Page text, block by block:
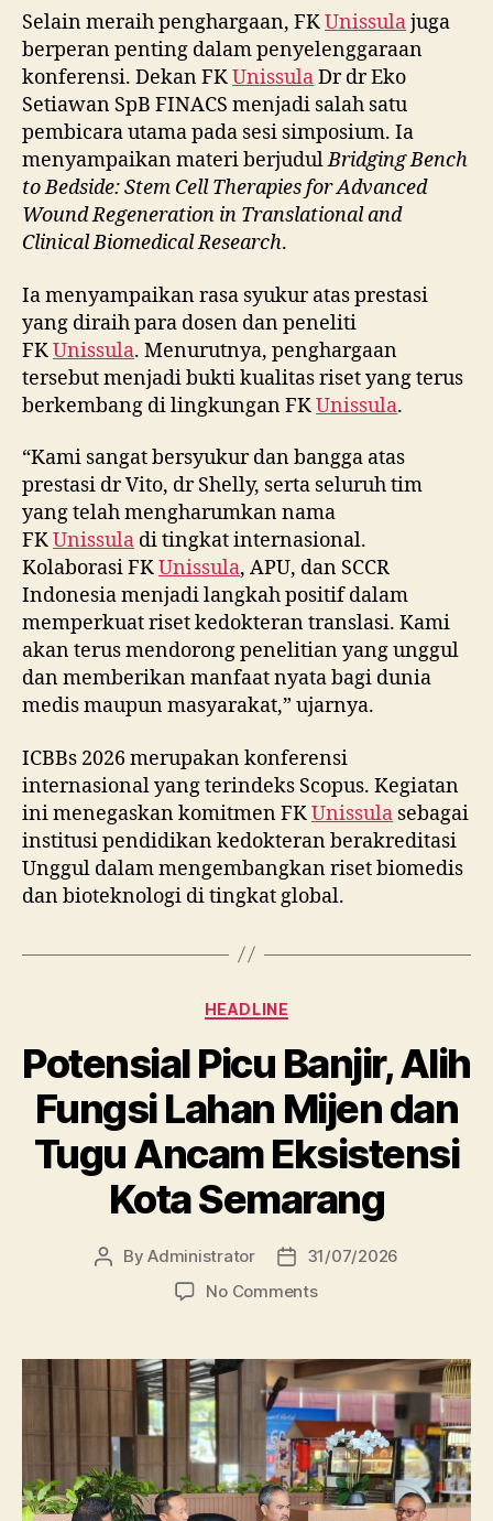
Selain meraih penghargaan, FKUnissulajuga
berperan penting dalam penyelenggaraan
konferensi. Dekan FKUnissulaDr dr Eko
Setiawan SpB FINACS menjadi salah satu
pembicara utama pada sesi simposium. Ia
menyampaikan materi berjudulBridging Bench
to Bedside: Stem Cell Therapies for Advanced
Wound Regeneration in Translational and
Clinical Biomedical Research.
Ia menyampaikan rasa syukur atas prestasi
yang diraih para dosen dan peneliti
FKUnissula. Menurutnya, penghargaan
tersebut menjadi bukti kualitas riset yang terus
berkembang di lingkungan FKUnissula.
“Kami sangat bersyukur dan bangga atas
prestasi dr Vito, dr Shelly, serta seluruh tim
yang telah mengharumkan nama
FKUnissula di tingkat internasional.
Kolaborasi FKUnissula, APU, dan SCCR
Indonesia menjadi langkah positif dalam
memperkuat riset kedokteran translasi. Kami
akan terus mendorong penelitian yang unggul
dan memberikan manfaat nyata bagi dunia
medis maupun masyarakat,” ujarnya.
ICBBs 2026 merupakan konferensi
internasional yang terindeks Scopus. Kegiatan
ini menegaskan komitmen FKUnissula sebagai
institusi pendidikan kedokteran berakreditasi
Unggul dalam mengembangkan riset biomedis
dan bioteknologi di tingkat global.
Categories
HEADLINE
Potensial Picu Banjir, Alih
Fungsi Lahan Mijen dan
Tugu Ancam Eksistensi
Kota Semarang
PostByAdministrator
Post
date
31/07/2026
No Commentson
Banjir,
Alih
Fungsi
Lahan
Mijen
dan
Tugu